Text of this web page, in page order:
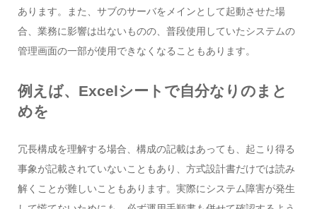
あります。また、サブのサーバをメインとして起動させた場
合、業務に影響は出ないものの、普段使用していたシステムの
管理画面の一部が使用できなくなることもあります。
例えば、Excelシートで自分なりのまと
めを
冗長構成を理解する場合、構成の記載はあっても、起こり得る
事象が記載されていないこともあり、方式設計書だけでは読み
解くことが難しいこともあります。実際にシステム障害が発生